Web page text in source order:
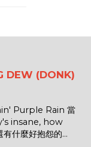
DEW (DONK)
Purple Rain 當
insane, how
什麼好抱怨的...